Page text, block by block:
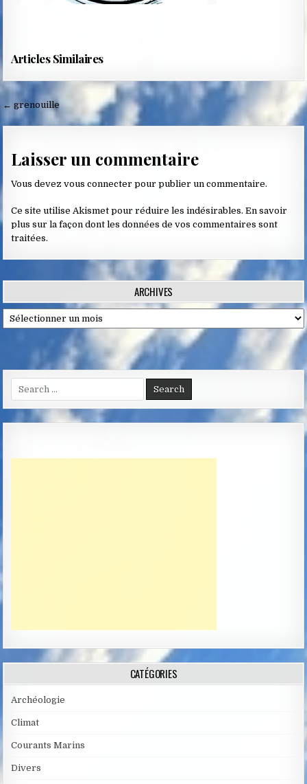
Articles Similaires
Navigation
de
← grenouille
Laisser un commentaire
Vous devezvous connecter pour publier un commentaire.
Ce site utilise Akismet pour réduire les indésirables.En savoir
plus sur la façon dont les données de vos commentaires sont
traitées.
ARCHIVES
Archives
for:
CATÉGORIES
Archéologie
Climat
Courants Marins
Divers